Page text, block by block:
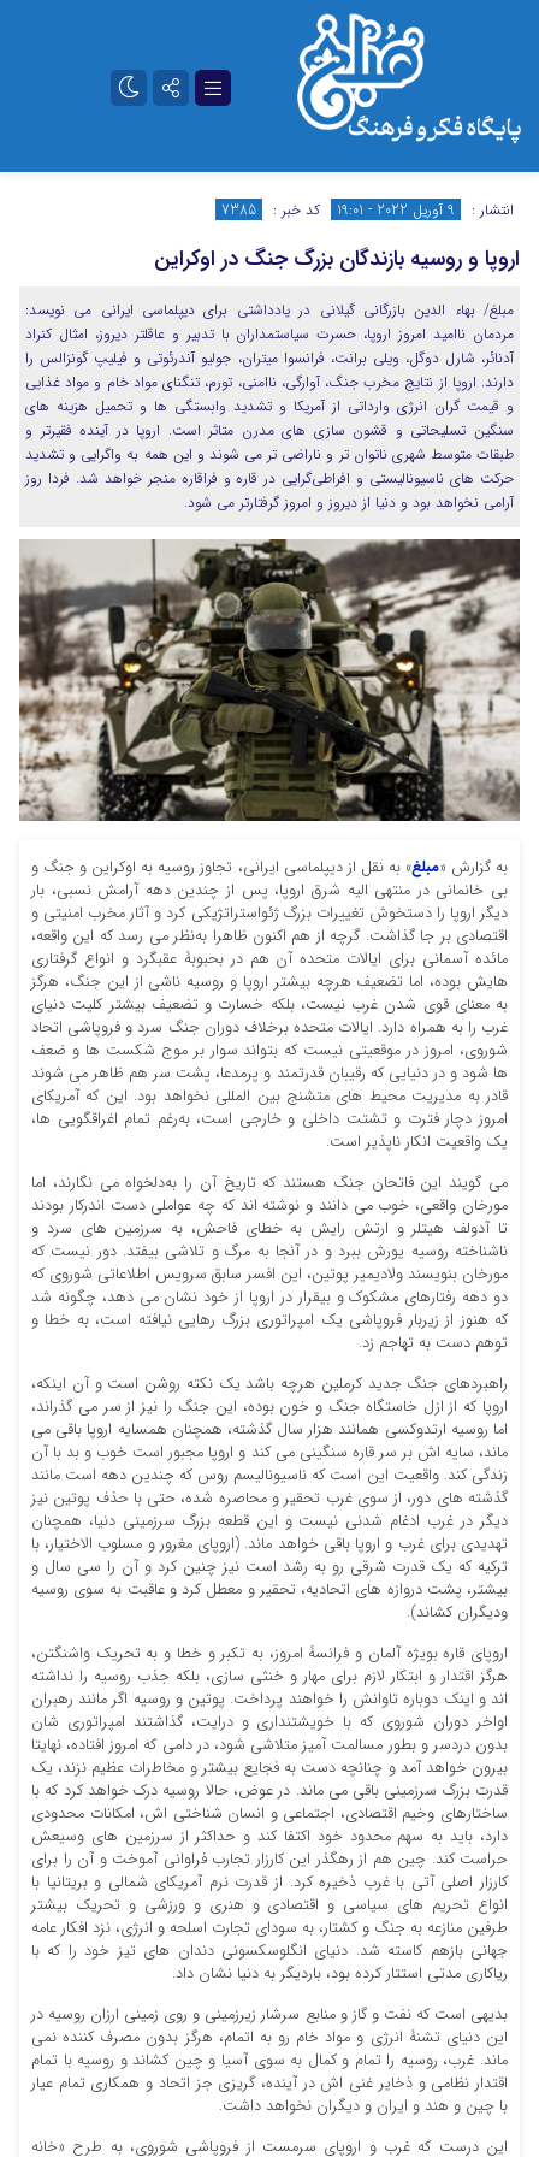
تلگرام آپارات
انتشار : 9 آوریل 2022 - 19:01 کد خبر : 7385
اروپا و روسیه بازندگان بزرگ جنگ در اوکراین
مبلغ/ بهاء الدین بازرگانی گیلانی در یادداشتی برای دیپلماسی ایرانی می نویسد:
مردمان ناامید امروز اروپا، حسرت سیاستمداران با تدبیر و عاقلتر دیروز، امثال کنراد
آدنائر، شارل دوگل، ویلی برانت، فرانسوا میتران، جولیو آندرئوتی و فیلیپ گونزالس را
دارند. اروپا از نتایج مخرب جنگ، آوارگی، ناامنی، تورم، تنگنای مواد خام و مواد غذایی
و قیمت گران انرژی وارداتی از آمریکا و تشدید وابستگی ها و تحمیل هزینه های
سنگین تسلیحاتی و قشون سازی های مدرن متاثر است. اروپا در آینده فقیرتر و
طبقات متوسط شهری ناتوان تر و ناراضی تر می شوند و این همه به واگرایی و تشدید
حرکت های ناسیونالیستی و افراطی‌گرایی در قاره و فراقاره منجر خواهد شد. فردا روز
آرامی نخواهد بود و دنیا از دیروز و امروز گرفتارتر می شود.
به گزارش «مبلغ» به نقل از دیپلماسی ایرانی، تجاوز روسیه به اوکراین و جنگ و
بی خانمانی در منتهی الیه شرق اروپا، پس از چندین دهه آرامش نسبی، بار
دیگر اروپا را دستخوش تغییرات بزرگ ژئواستراتژیکی کرد و آثار مخرب امنیتی و
اقتصادی بر جا گذاشت. گرچه از هم اکنون ظاهرا به‌نظر می رسد که این واقعه،
مائده آسمانی برای ایالات متحده آن هم در بحبوبۀ عقبگرد و انواع گرفتاری
هایش بوده، اما تضعیف هرچه بیشتر اروپا و روسیه ناشی از این جنگ، هرگز
به معنای قوی شدن غرب نیست، بلکه خسارت و تضعیف بیشتر کلیت دنیای
غرب را به همراه دارد. ایالات متحده برخلاف دوران جنگ سرد و فروپاشی اتحاد
شوروی، امروز در موقعیتی نیست که بتواند سوار بر موج شکست ها و ضعف
ها شود و در دنیایی که رقیبان قدرتمند و پرمدعا، پشت سر هم ظاهر می شوند
قادر به مدیریت محیط های متشنج بین المللی نخواهد بود. این که آمریکای
امروز دچار فترت و تشتت داخلی و خارجی است، به‌رغم تمام اغراقگویی ها،
یک واقعیت انکار ناپذیر است.
می گویند این فاتحان جنگ هستند که تاریخ آن را به‌دلخواه می نگارند، اما
مورخان واقعی، خوب می دانند و نوشته اند که چه عواملی دست اندرکار بودند
تا آدولف هیتلر و ارتش رایش به خطای فاحش، به سرزمین های سرد و
ناشناخته روسیه یورش ببرد و در آنجا به مرگ و تلاشی بیفتد. دور نیست که
مورخان بنویسند ولادیمیر پوتین، این افسر سابق سرویس اطلاعاتی شوروی که
دو دهه رفتارهای مشکوک و بیقرار در اروپا از خود نشان می دهد، چگونه شد
که هنوز از زیربار فروپاشی یک امپراتوری بزرگ رهایی نیافته است، به خطا و
توهم دست به تهاجم زد.
راهبردهای جنگ جدید کرملین هرچه باشد یک نکته روشن است و آن اینکه،
اروپا که از ازل خاستگاه جنگ و خون بوده، این جنگ را نیز از سر می گذراند،
اما روسیه ارتدوکسی همانند هزار سال گذشته، همچنان همسایه اروپا باقی می
ماند، سایه اش بر سر قاره سنگینی می کند و اروپا مجبور است خوب و بد با آن
زندگی کند. واقعیت این است که ناسیونالیسم روس که چندین دهه است مانند
گذشته های دور، از سوی غرب تحقیر و محاصره شده، حتی با حذف پوتین نیز
دیگر در غرب ادغام شدنی نیست و این قطعه بزرگ سرزمینی دنیا، همچنان
تهدیدی برای غرب و اروپا باقی خواهد ماند. (اروپای مغرور و مسلوب الاختیار، با
ترکیه که یک قدرت شرقی رو به رشد است نیز چنین کرد و آن را سی سال و
بیشتر، پشت دروازه های اتحادیه، تحقیر و معطل کرد و عاقبت به سوی روسیه
ودیگران کشاند).
اروپای قاره بویژه آلمان و فرانسۀ امروز، به تکبر و خطا و به تحریک واشنگتن،
هرگز اقتدار و ابتکار لازم برای مهار و خنثی سازی، بلکه جذب روسیه را نداشته
اند و اینک دوباره تاوانش را خواهند پرداخت. پوتین و روسیه اگر مانند رهبران
اواخر دوران شوروی که با خویشتنداری و درایت، گذاشتند امپراتوری شان
بدون دردسر و بطور مسالمت آمیز متلاشی شود، در دامی که امروز افتاده، نهایتا
بیرون خواهد آمد و چنانچه دست به فجایع بیشتر و مخاطرات عظیم نزند، یک
قدرت بزرگ سرزمینی باقی می ماند. در عوض، حالا روسیه درک خواهد کرد که با
ساختارهای وخیم اقتصادی، اجتماعی و انسان شناختی اش، امکانات محدودی
دارد، باید به سهم محدود خود اکتفا کند و حداکثر از سرزمین های وسیعش
حراست کند. چین هم از رهگذر این کارزار تجارب فراوانی آموخت و آن را برای
کارزار اصلی آتی با غرب ذخیره کرد. از قدرت نرم آمریکای شمالی و بریتانیا با
انواع تحریم های سیاسی و اقتصادی و هنری و ورزشی و تحریک بیشتر
طرفین منازعه به جنگ و کشتار، به سودای تجارت اسلحه و انرژی، نزد افکار عامه
جهانی بازهم کاسته شد. دنیای انگلوسکسونی دندان های تیز خود را که با
ریاکاری مدتی استتار کرده بود، باردیگر به دنیا نشان داد.
بدیهی است که نفت و گاز و منابع سرشار زیرزمینی و روی زمینی ارزان روسیه در
این دنیای تشنۀ انرژی و مواد خام رو به اتمام، هرگز بدون مصرف کننده نمی
ماند. غرب، روسیه را تمام و کمال به سوی آسیا و چین کشاند و روسیه با تمام
اقتدار نظامی و ذخایر غنی اش در آینده، گریزی جز اتحاد و همکاری تمام عیار
با چین و هند و ایران و دیگران نخواهد داشت.
این درست که غرب و اروپای سرمست از فروپاشی شوروی، به طرح «خانه